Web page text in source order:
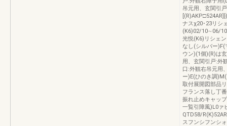
吊元用、玄関引
ナスχ20･23リシ
(K6)02/10∼06/
光悦(K6)リシェ
なし(シルバー)F(
ウン)(1個)(R)は
用、玄関引戸:外
口:外観右吊元用
ー)E(ひのき調
取付展開図部品
フランス落し丁
振れ止めキャッ
一覧引障風)L0ァ
QTD58/
スフンシフンシ